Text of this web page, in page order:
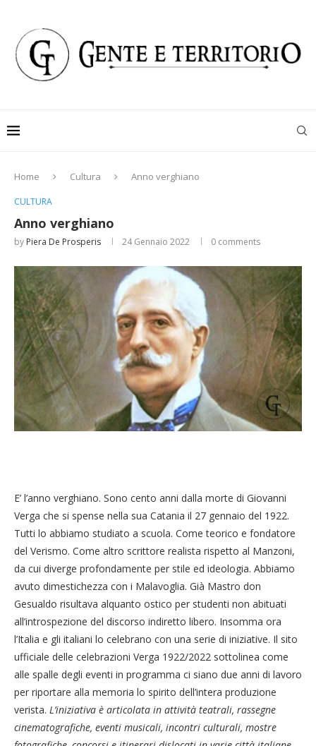
Home Cultura Anno verghiano
CULTURA
Anno verghiano
by Piera De Prosperis 24 Gennaio 2022 0 comments
E’ l’anno verghiano. Sono cento anni dalla morte di Giovanni
Verga che si spense nella sua Catania il 27 gennaio del 1922.
Tutti lo abbiamo studiato a scuola. Come teorico e fondatore
del Verismo. Come altro scrittore realista rispetto al Manzoni,
da cui diverge profondamente per stile ed ideologia. Abbiamo
avuto dimestichezza con i Malavoglia. Già Mastro don
Gesualdo risultava alquanto ostico per studenti non abituati
all’introspezione del discorso indiretto libero. Insomma ora
l’Italia e gli italiani lo celebrano con una serie di iniziative. Il sito
ufficiale delle celebrazioni Verga 1922/2022 sottolinea come
alle spalle degli eventi in programma ci siano due anni di lavoro
per riportare alla memoria lo spirito dell’intera produzione
verista. L’iniziativa è articolata in attività teatrali, rassegne
cinematografiche, eventi musicali, incontri culturali, mostre